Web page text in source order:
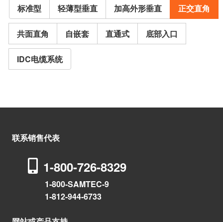
标准型 轻薄型垂直 加高外形垂直 正交直角
共面直角 自嵌套 直通式 底部入口
IDC电缆系统
联系销售代表
1-800-726-8329
1-800-SAMTEC-9
1-812-944-6733